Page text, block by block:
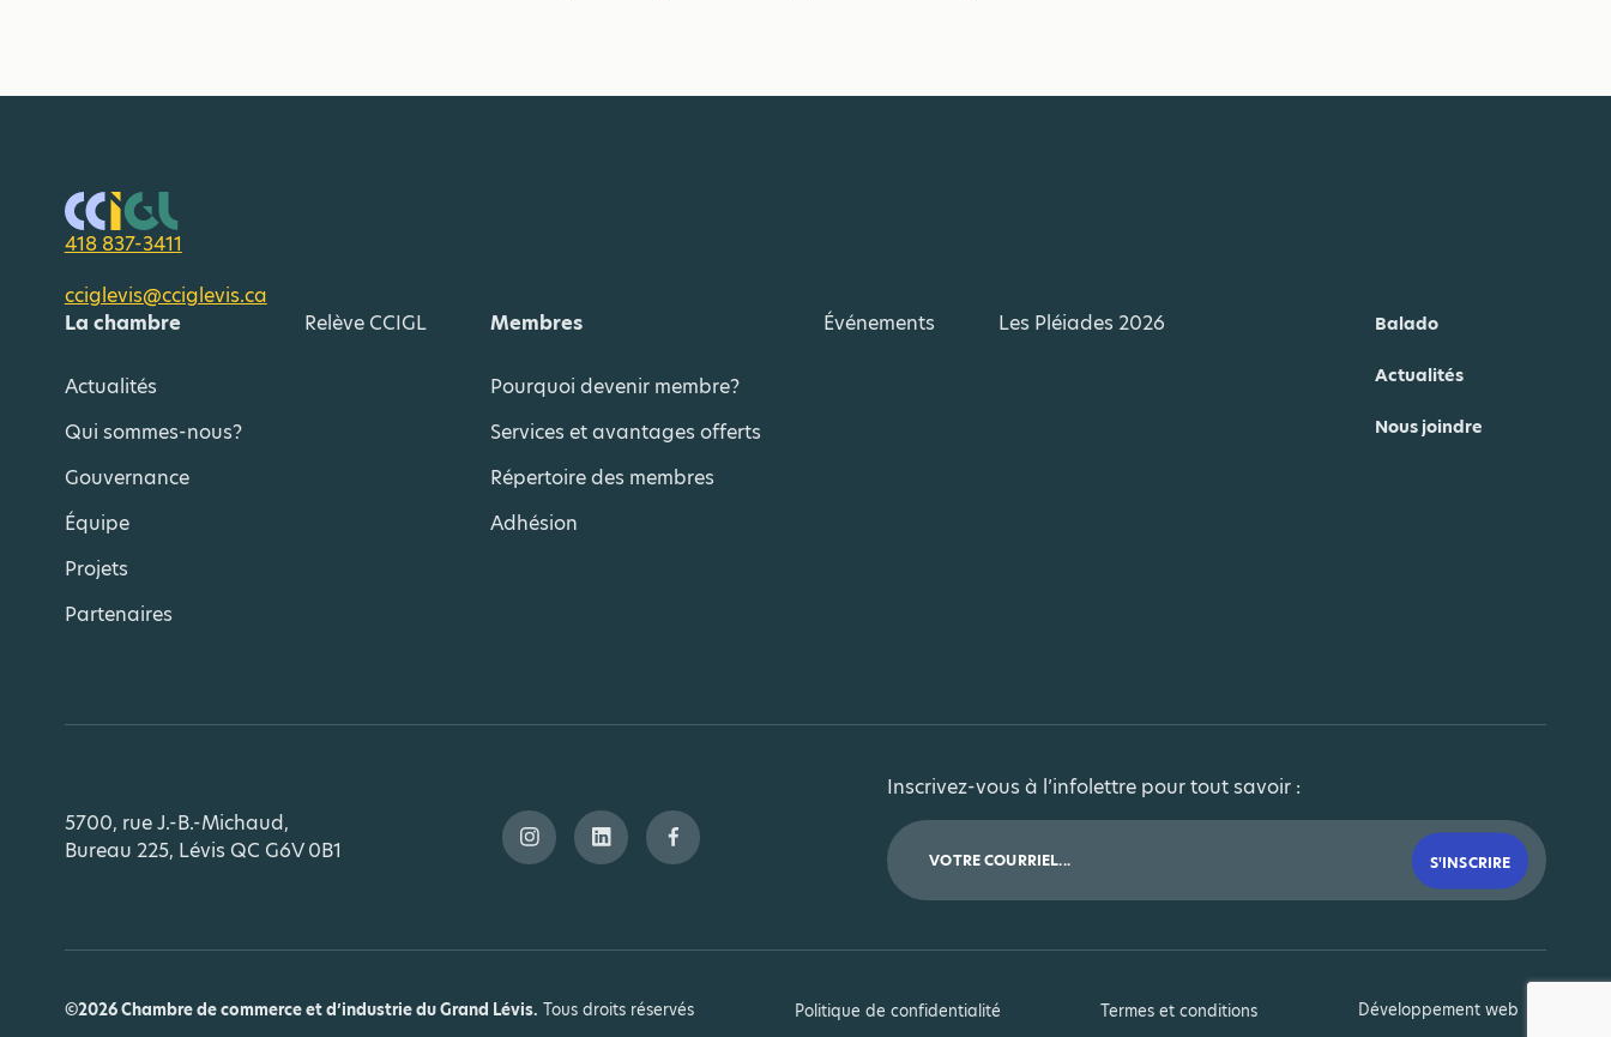
418 837-3411
cciglevis@cciglevis.ca
La chambre
Actualités
Qui sommes-nous?
Gouvernance
Équipe
Projets
Partenaires
Relève CCIGL Membres
Pourquoi devenir membre?
Services et avantages offerts
Répertoire des membres
Adhésion
Événements Les Pléiades 2026 Balado
Actualités
Nous joindre
5700, rue J.-B.-Michaud,
Bureau 225, Lévis QC G6V 0B1
Inscrivez-vous à l’infolettre pour tout savoir :
©2026 Chambre de commerce et d’industrie du Grand Lévis. Tous droits réservés Politique de confidentialité Termes et conditions Développement web